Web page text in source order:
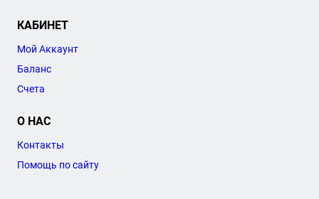
КАБИНЕТ
Мой Аккаунт
Баланс
Счета
О НАС
Контакты
Помощь по сайту